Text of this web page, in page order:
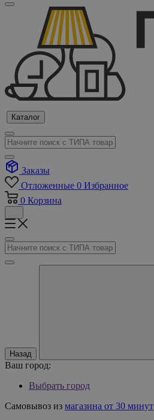
Каталог
Заказы
Отложенные 0 Избранное
0 Корзина
Назад
Ваш город:
Выбрать город
Самовывоз из магазина от 30 минут